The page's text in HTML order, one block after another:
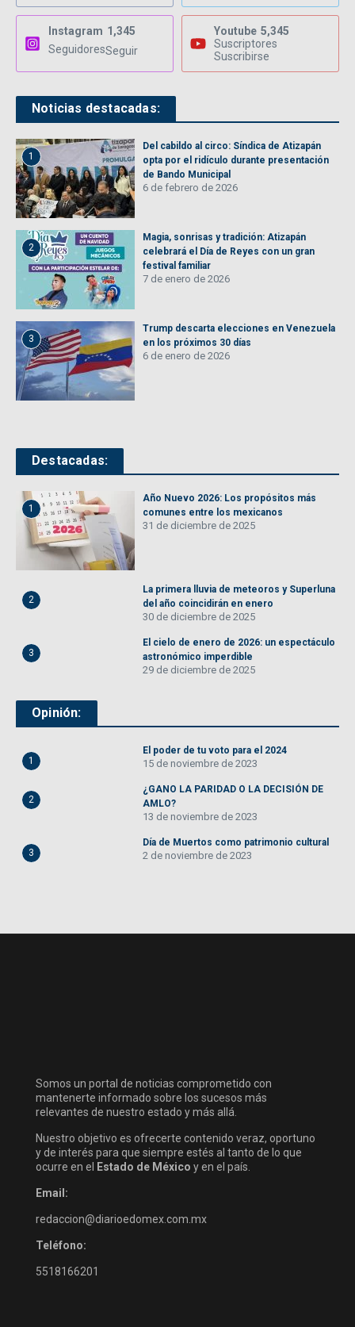
Instagram 1,345
SeguidoresSeguir
Youtube 5,345
Suscriptores
Suscribirse
Noticias destacadas:
1
Del cabildo al circo: Síndica de Atizapán
opta por el ridículo durante presentación
de Bando Municipal
6 de febrero de 2026
2
Magia, sonrisas y tradición: Atizapán
celebrará el Día de Reyes con un gran
festival familiar
7 de enero de 2026
3
Trump descarta elecciones en Venezuela
en los próximos 30 días
6 de enero de 2026
Destacadas:
1
Año Nuevo 2026: Los propósitos más
comunes entre los mexicanos
31 de diciembre de 2025
2
La primera lluvia de meteoros y Superluna
del año coincidirán en enero
30 de diciembre de 2025
3
El cielo de enero de 2026: un espectáculo
astronómico imperdible
29 de diciembre de 2025
Opinión:
1
El poder de tu voto para el 2024
15 de noviembre de 2023
2
¿GANO LA PARIDAD O LA DECISIÓN DE
AMLO?
13 de noviembre de 2023
3
Día de Muertos como patrimonio cultural
2 de noviembre de 2023
Somos un portal de noticias comprometido con
mantenerte informado sobre los sucesos más
relevantes de nuestro estado y más allá.
Nuestro objetivo es ofrecerte contenido veraz, oportuno
y de interés para que siempre estés al tanto de lo que
ocurre en el Estado de México y en el país.
Email:
redaccion@diarioedomex.com.mx
Teléfono:
5518166201